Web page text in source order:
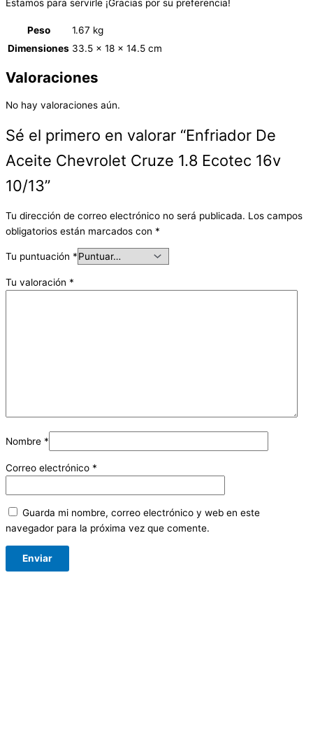
Estamos para servirle ¡Gracias por su preferencia!
Peso
1.67 kg
Dimensiones 33.5 × 18 × 14.5 cm
Valoraciones
No hay valoraciones aún.
Sé el primero en valorar “Enfriador De
Aceite Chevrolet Cruze 1.8 Ecotec 16v
10/13”
Tu dirección de correo electrónico no será publicada. Los campos
obligatorios están marcados con *
Tu puntuación *
Tu valoración *
Nombre *
Correo electrónico *
Guarda mi nombre, correo electrónico y web en este
navegador para la próxima vez que comente.